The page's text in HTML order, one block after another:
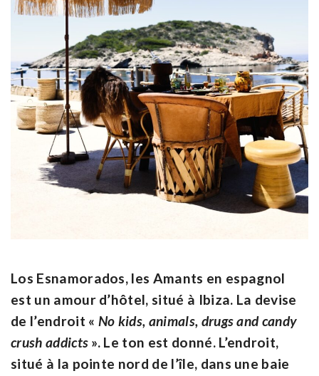
Los Esnamorados, les Amants en espagnol
est un amour d’hôtel, situé à Ibiza. La devise
de l’endroit « No kids, animals, drugs and candy
crush addicts ». Le ton est donné. L’endroit,
situé à la pointe nord de l’île, dans une baie